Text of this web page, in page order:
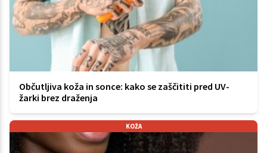
Občutljiva koža in sonce: kako se zaščititi pred UV-
žarki brez draženja
KOŽA